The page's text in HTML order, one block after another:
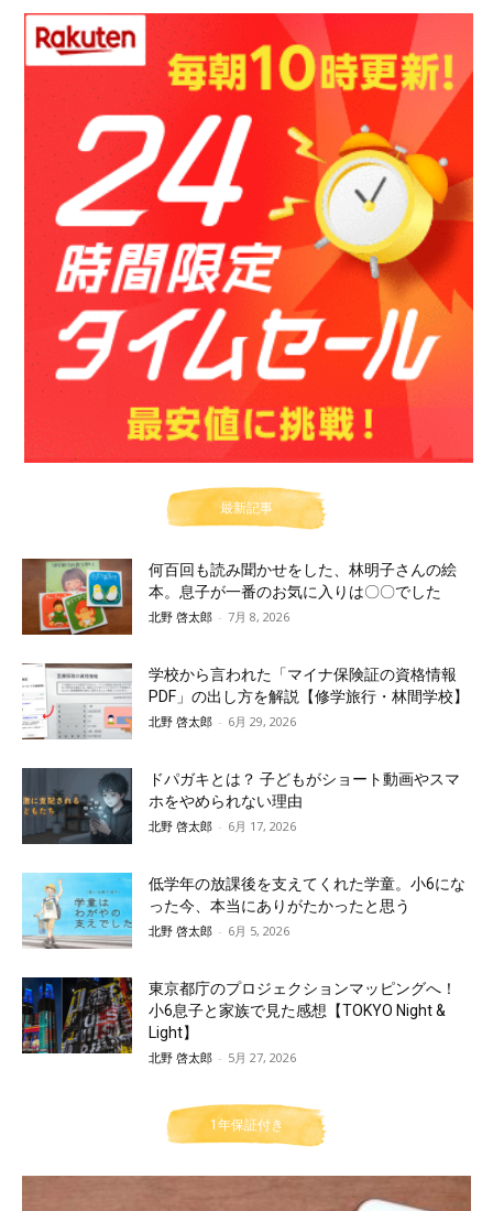
最新記事
何百回も読み聞かせをした、林明子さんの絵
本。息子が一番のお気に入りは〇〇でした
北野 啓太郎 - 7月 8, 2026
学校から言われた「マイナ保険証の資格情報
PDF」の出し方を解説【修学旅行・林間学校】
北野 啓太郎 - 6月 29, 2026
ドパガキとは？ 子どもがショート動画やスマ
ホをやめられない理由
北野 啓太郎 - 6月 17, 2026
低学年の放課後を支えてくれた学童。小6にな
った今、本当にありがたかったと思う
北野 啓太郎 - 6月 5, 2026
東京都庁のプロジェクションマッピングへ！
小6息子と家族で見た感想【TOKYO Night &
Light】
北野 啓太郎 - 5月 27, 2026
1年保証付き